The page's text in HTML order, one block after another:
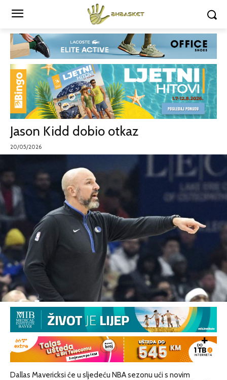
Jason Kidd dobio otkaz
20/05/2026
Dallas Mavericksi će u sljedeću NBA sezonu ući s novim